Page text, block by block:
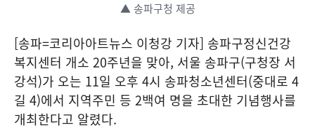
▲ 송파구청 제공
[송파=코리아아트뉴스 이청강 기자] 송파구정신건강
복지센터 개소 20주년을 맞아, 서울 송파구(구청장 서
강석)가 오는 11일 오후 4시 송파청소년센터(중대로 4
길 4)에서 지역주민 등 2백여 명을 초대한 기념행사를
개최한다고 알렸다.